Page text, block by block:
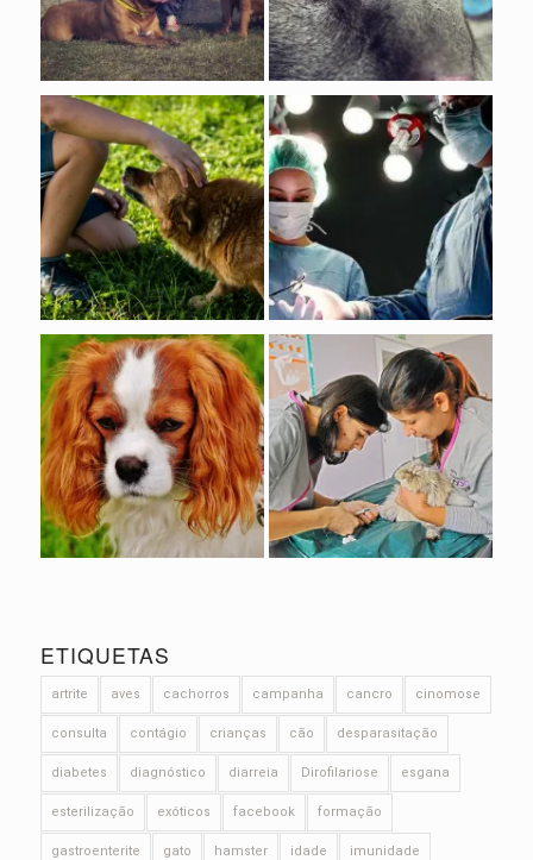
ETIQUETAS
artrite aves cachorros campanha cancro cinomose
consulta contágio crianças cão desparasitação
diabetes diagnóstico diarreia Dirofilariose esgana
esterilização exóticos facebook formação
gastroenterite gato hamster idade imunidade